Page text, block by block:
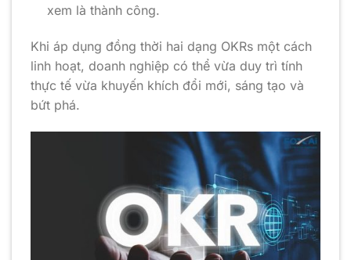
xem là thành công.
Khi áp dụng đồng thời hai dạng OKRs một cách
linh hoạt, doanh nghiệp có thể vừa duy trì tính
thực tế vừa khuyến khích đổi mới, sáng tạo và
bứt phá.